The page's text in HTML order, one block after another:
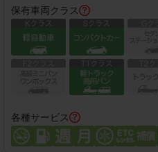
保有車両クラス
各種サービス